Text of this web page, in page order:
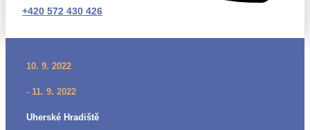
+420 572 430 426
10. 9. 2022
- 11. 9. 2022
Uherské Hradiště